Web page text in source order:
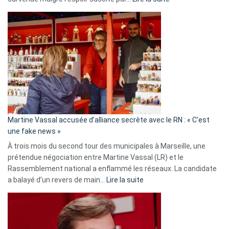
Algérie
Martine Vassal accusée d’alliance secrète avec le RN : « C’est
une fake news »
À trois mois du second tour des municipales à Marseille, une
prétendue négociation entre Martine Vassal (LR) et le
Rassemblement national a enflammé les réseaux. La candidate
a balayé d’un revers de main…
Lire la suite
d’alliance